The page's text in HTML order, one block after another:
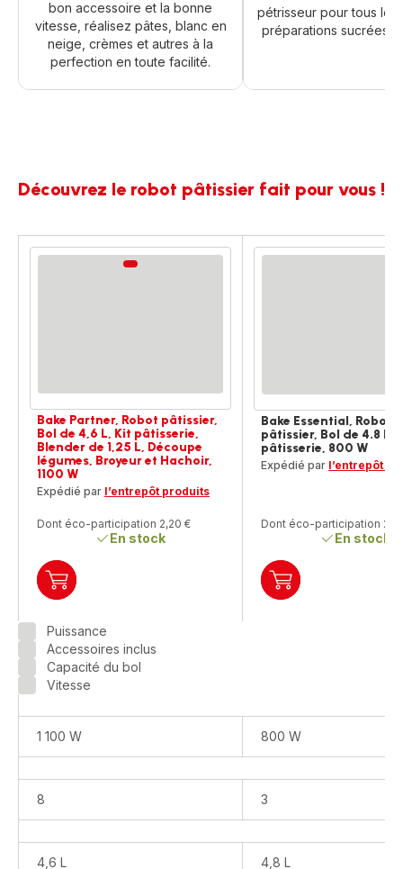
bon accessoire et la bonne
vitesse, réalisez pâtes, blanc en
neige, crèmes et autres à la
perfection en toute facilité.
pétrisseur pour tous les
préparations sucrées
Découvrez le robot pâtissier fait pour vous !
Ajouter
panier
Bake
Partner,
Robot
pâtissier,
Bol
de
Kit
Blender
de
1,25
Bake Partner, Robot pâtissier,
Bol de 4,6 L, Kit pâtisserie,
Blender de 1,25 L, Découpe
légumes, Broyeur et Hachoir,
1100 W
Expédié par l’entrepôt produits
Dont éco-participation 2,20 €
En stock
Ajouter
Bol
de
de
800 W
Bake Essential, Robot
pâtissier, Bol de 4.8 L,
pâtisserie, 800 W
Expédié par l’entrepôt
Dont éco-participation
En stock
Puissance
Accessoires inclus
Capacité du bol
Vitesse
1 100 W 800 W
8 3
4,6 L 4,8 L